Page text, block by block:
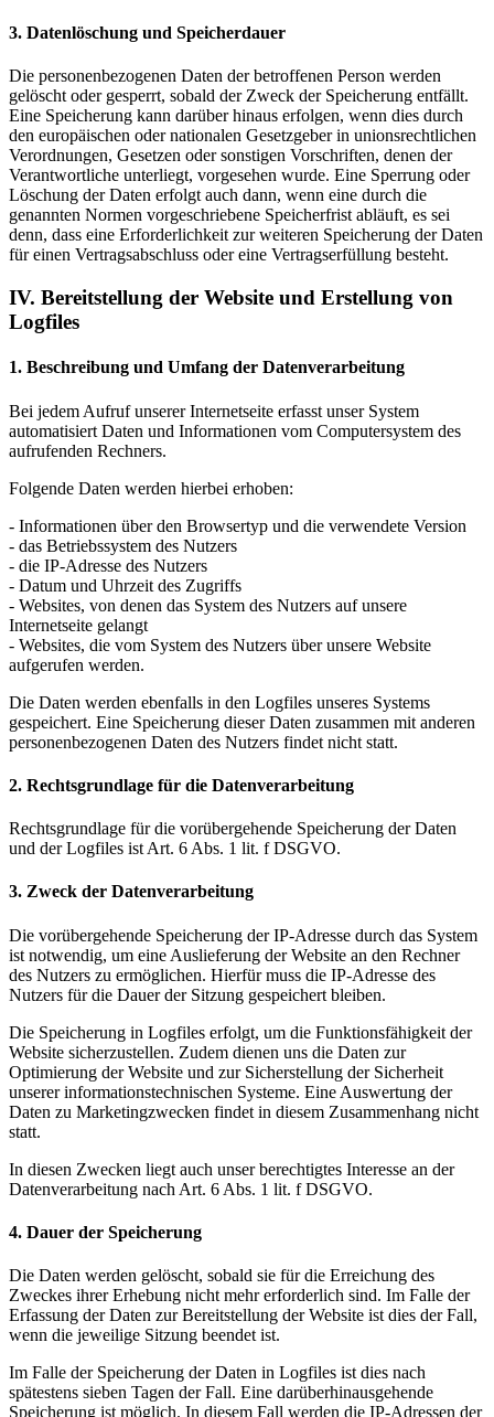
3. Datenlöschung und Speicherdauer
Die personenbezogenen Daten der betroffenen Person werden
gelöscht oder gesperrt, sobald der Zweck der Speicherung entfällt.
Eine Speicherung kann darüber hinaus erfolgen, wenn dies durch
den europäischen oder nationalen Gesetzgeber in unionsrechtlichen
Verordnungen, Gesetzen oder sonstigen Vorschriften, denen der
Verantwortliche unterliegt, vorgesehen wurde. Eine Sperrung oder
Löschung der Daten erfolgt auch dann, wenn eine durch die
genannten Normen vorgeschriebene Speicherfrist abläuft, es sei
denn, dass eine Erforderlichkeit zur weiteren Speicherung der Daten
für einen Vertragsabschluss oder eine Vertragserfüllung besteht.
IV. Bereitstellung der Website und Erstellung von
Logfiles
1. Beschreibung und Umfang der Datenverarbeitung
Bei jedem Aufruf unserer Internetseite erfasst unser System
automatisiert Daten und Informationen vom Computersystem des
aufrufenden Rechners.
Folgende Daten werden hierbei erhoben:
- Informationen über den Browsertyp und die verwendete Version
- das Betriebssystem des Nutzers
- die IP-Adresse des Nutzers
- Datum und Uhrzeit des Zugriffs
- Websites, von denen das System des Nutzers auf unsere
Internetseite gelangt
- Websites, die vom System des Nutzers über unsere Website
aufgerufen werden.
Die Daten werden ebenfalls in den Logfiles unseres Systems
gespeichert. Eine Speicherung dieser Daten zusammen mit anderen
personenbezogenen Daten des Nutzers findet nicht statt.
2. Rechtsgrundlage für die Datenverarbeitung
Rechtsgrundlage für die vorübergehende Speicherung der Daten
und der Logfiles ist Art. 6 Abs. 1 lit. f DSGVO.
3. Zweck der Datenverarbeitung
Die vorübergehende Speicherung der IP-Adresse durch das System
ist notwendig, um eine Auslieferung der Website an den Rechner
des Nutzers zu ermöglichen. Hierfür muss die IP-Adresse des
Nutzers für die Dauer der Sitzung gespeichert bleiben.
Die Speicherung in Logfiles erfolgt, um die Funktionsfähigkeit der
Website sicherzustellen. Zudem dienen uns die Daten zur
Optimierung der Website und zur Sicherstellung der Sicherheit
unserer informationstechnischen Systeme. Eine Auswertung der
Daten zu Marketingzwecken findet in diesem Zusammenhang nicht
statt.
In diesen Zwecken liegt auch unser berechtigtes Interesse an der
Datenverarbeitung nach Art. 6 Abs. 1 lit. f DSGVO.
4. Dauer der Speicherung
Die Daten werden gelöscht, sobald sie für die Erreichung des
Zweckes ihrer Erhebung nicht mehr erforderlich sind. Im Falle der
Erfassung der Daten zur Bereitstellung der Website ist dies der Fall,
wenn die jeweilige Sitzung beendet ist.
Im Falle der Speicherung der Daten in Logfiles ist dies nach
spätestens sieben Tagen der Fall. Eine darüberhinausgehende
Speicherung ist möglich. In diesem Fall werden die IP-Adressen der